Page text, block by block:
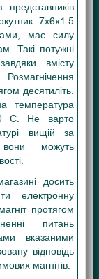
7х6х1.5
має силу
Такі потужні
вмісту
десятиліть.
температура
С. Не варто
вищій за
вони можуть
досить
електронну
протягом
питань
вказаними
відповідь
магнітів.